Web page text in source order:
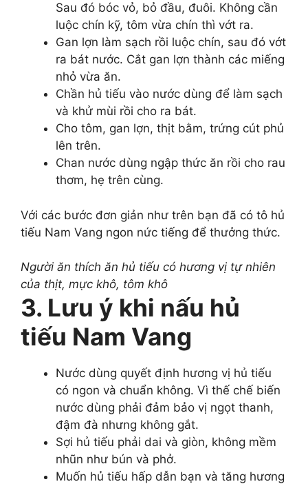
Sau đó bóc vỏ, bỏ đầu, đuôi. Không cần
luộc chín kỹ, tôm vừa chín thì vớt ra.
Gan lợn làm sạch rồi luộc chín, sau đó vớt
ra bát nước. Cắt gan lợn thành các miếng
nhỏ vừa ăn.
Chần hủ tiếu vào nước dùng để làm sạch
và khử mùi rồi cho ra bát.
Cho tôm, gan lợn, thịt bằm, trứng cút phủ
lên trên.
Chan nước dùng ngập thức ăn rồi cho rau
thơm, hẹ trên cùng.
Với các bước đơn giản như trên bạn đã có tô hủ
tiếu Nam Vang ngon nức tiếng để thưởng thức.
Người ăn thích ăn hủ tiếu có hương vị tự nhiên
của thịt, mực khô, tôm khô
3. Lưu ý khi nấu hủ
tiếu Nam Vang
Nước dùng quyết định hương vị hủ tiếu
có ngon và chuẩn không. Vì thế chế biến
nước dùng phải đảm bảo vị ngọt thanh,
đậm đà nhưng không gắt.
Sợi hủ tiếu phải dai và giòn, không mềm
nhũn như bún và phở.
Muốn hủ tiếu hấp dẫn bạn và tăng hương